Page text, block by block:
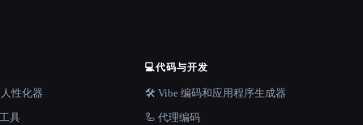
性化器
具
💻代码与开发
🛠️ Vibe 编码和应用程序生成器
🦾 代理编码